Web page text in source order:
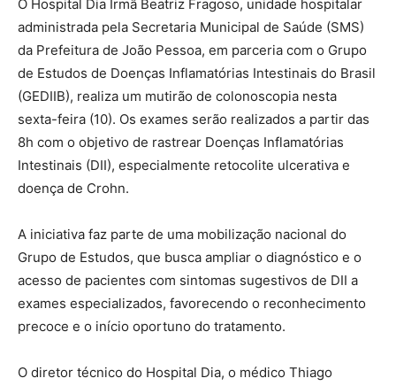
O Hospital Dia Irmã Beatriz Fragoso, unidade hospitalar
administrada pela Secretaria Municipal de Saúde (SMS)
da Prefeitura de João Pessoa, em parceria com o Grupo
de Estudos de Doenças Inflamatórias Intestinais do Brasil
(GEDIIB), realiza um mutirão de colonoscopia nesta
sexta-feira (10). Os exames serão realizados a partir das
8h com o objetivo de rastrear Doenças Inflamatórias
Intestinais (DII), especialmente retocolite ulcerativa e
doença de Crohn.
A iniciativa faz parte de uma mobilização nacional do
Grupo de Estudos, que busca ampliar o diagnóstico e o
acesso de pacientes com sintomas sugestivos de DII a
exames especializados, favorecendo o reconhecimento
precoce e o início oportuno do tratamento.
O diretor técnico do Hospital Dia, o médico Thiago